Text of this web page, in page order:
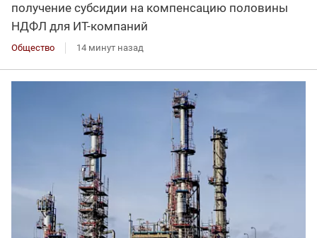
получение субсидии на компенсацию половины
НДФЛ для ИT-компаний
Общество 14 минут назад